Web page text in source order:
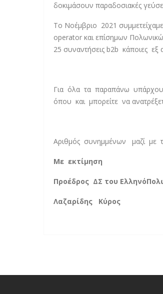
δοκιμάσουν παραδοσιακές
Το Νοέμβριο 2021
operator και επίσημων
25 συναντήσεις b2b κάποιες
Για όλα τα παραπάνω υπάρχουν
όπου και μπορείτε να
Αριθμός συνημμένων μαζί με
Με εκτίμηση
Προέδρος ΔΣ του
Λαζαρίδης Κύρος